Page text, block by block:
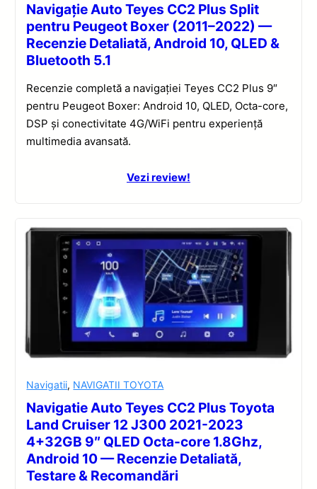
Navigație Auto Teyes CC2 Plus Split
pentru Peugeot Boxer (2011–2022) —
Recenzie Detaliată, Android 10, QLED &
Bluetooth 5.1
Recenzie completă a navigației Teyes CC2 Plus 9″
pentru Peugeot Boxer: Android 10, QLED, Octa-core,
DSP și conectivitate 4G/WiFi pentru experiență
multimedia avansată.
Vezi review!
Navigatii, NAVIGATII TOYOTA
Navigatie Auto Teyes CC2 Plus Toyota
Land Cruiser 12 J300 2021-2023
4+32GB 9″ QLED Octa-core 1.8Ghz,
Android 10 — Recenzie Detaliată,
Testare & Recomandări